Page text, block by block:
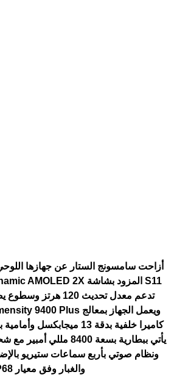
أزاحت سامسونج الستار عن جهازها
S11
ونظام صوتي بأربع سماعات ستيريو
والغبار وفق معيار IP68.